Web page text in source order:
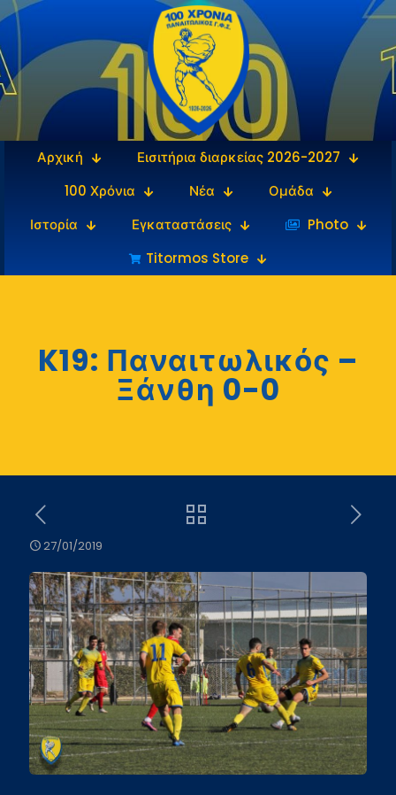
Αρχική
Εισιτήρια διαρκείας 2026-2027
100 Χρόνια
Νέα
Ομάδα
Ιστορία
Εγκαταστάσεις
‎‏‏‎ ‎Photo
Titormos Store
K19: Παναιτωλικός –
Ξάνθη 0-0
27/01/2019